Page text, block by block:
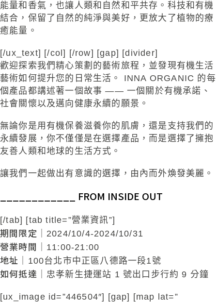
能量和香氣，也讓人類和自然和平共存。科技和有機
結合，保留了自然的純淨與美好，更放大了植物的療
癒能量。
[/ux_text] [/col] [/row] [gap] [divider]
歡迎探索我們精心策劃的藝術旅程，並發現有機生活
藝術如何提升您的日常生活。 INNA ORGANIC 的每
個產品都講述著一個故事 —— 一個關於有機承諾、
社會關懷以及邁向健康永續的願景。
無論你是用有機保養滋養你的肌膚，還是支持我們的
永續發展，你不僅僅是在選擇產品，而是選擇了擁抱
友善人類和地球的生活方式。
讓我們一起做出有意識的選擇，由內而外煥發美麗。
____________ FROM INSIDE OUT
[/tab] [tab title=”營業資訊”]
期間限定 ｜2024/10/4-2024/10/31
營業時間 ｜11:00-21:00
地址 ｜100台北市中正區八德路一段1號
如何抵達 ｜忠孝新生捷運站 1 號出口步行約 9 分鐘
[ux_image id=”446504″] [gap] [map lat=”